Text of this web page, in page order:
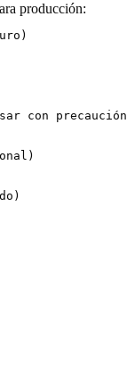
producción:
con